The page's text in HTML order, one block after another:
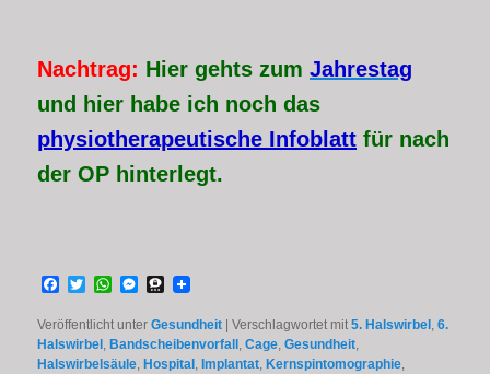
Nachtrag: Hier gehts zumJahrestag
und hier habe ich noch das
physiotherapeutische Infoblatt für nach
der OP hinterlegt.
Facebook
TwitterWhatsApp
Messenger
Threema
Veröffentlicht unter Gesundheit |Verschlagwortet mit 5. Halswirbel ,6.
Halswirbel , Bandscheibenvorfall ,Cage,Gesundheit,
Halswirbelsäule, Hospital , Implantat, Kernspintomographie,